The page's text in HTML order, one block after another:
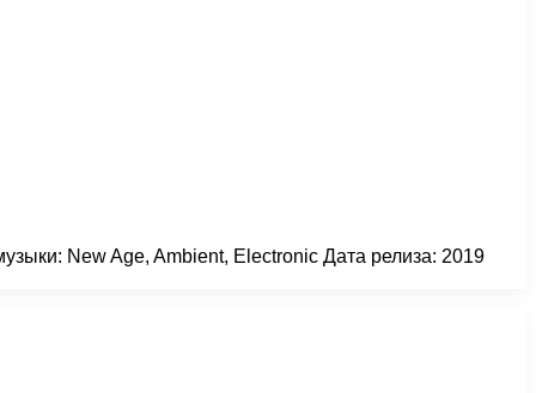
New Age, Ambient, Electronic Дата релиза: 2019